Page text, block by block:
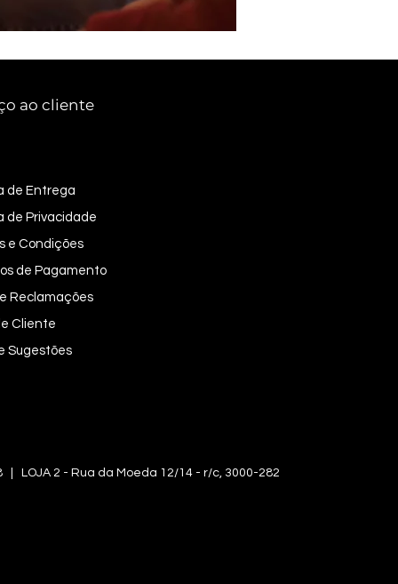
ao cliente
de Entrega
de Privacidade
e Condições
de Pagamento
Reclamações
Cliente
Sugestões
2 - Rua da Moeda 12/14 - r/c, 3000-282